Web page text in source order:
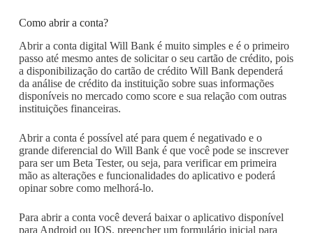
Como abrir a conta?
Abrir a conta digital Will Bank é muito simples e é o primeiro
passo até mesmo antes de solicitar o seu cartão de crédito, pois
a disponibilização do cartão de crédito Will Bank dependerá
da análise de crédito da instituição sobre suas informações
disponíveis no mercado como score e sua relação com outras
instituições financeiras.
Abrir a conta é possível até para quem é negativado e o
grande diferencial do Will Bank é que você pode se inscrever
para ser um Beta Tester, ou seja, para verificar em primeira
mão as alterações e funcionalidades do aplicativo e poderá
opinar sobre como melhorá-lo.
Para abrir a conta você deverá baixar o aplicativo disponível
para Android ou IOS, preencher um formulário inicial para